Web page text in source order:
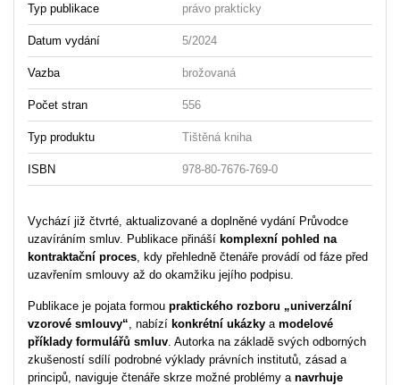
Typ publikace právo prakticky
Datum vydání 5/2024
Vazba brožovaná
Počet stran 556
Typ produktu Tištěná kniha
ISBN 978-80-7676-769-0
Vychází již čtvrté, aktualizované a doplněné vydání Průvodce
uzavíráním smluv. Publikace přináší komplexní pohled na
kontraktační proces , kdy přehledně čtenáře provádí od fáze před
uzavřením smlouvy až do okamžiku jejího podpisu.
Publikace je pojata formou praktického rozboru „univerzální
vzorové smlouvy“ , nabízí konkrétní ukázky a modelové
příklady formulářů smluv . Autorka na základě svých odborných
zkušeností sdílí podrobné výklady právních institutů, zásad a
principů, naviguje čtenáře skrze možné problémy a navrhuje